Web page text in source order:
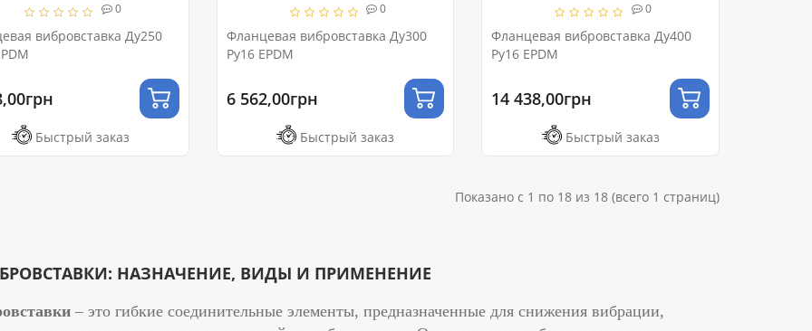
0
вибровставка Ду250
Быстрый заказ
0
Фланцевая вибровставка Ду300
Ру16 EPDM
6 562,00грн
Быстрый заказ
0
Фланцевая вибровставка Ду400
Ру16 EPDM
14 438,00грн
Быстрый заказ
Показано с 1 по 18 из 18 (всего 1 страниц)
НАЗНАЧЕНИЕ, ВИДЫ И ПРИМЕНЕНИЕ
– это гибкие соединительные элементы, предназначенные для снижения вибрации,